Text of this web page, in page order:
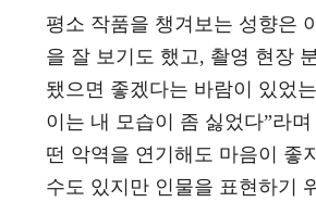
평소 작품을 챙겨보는 성향은
을 잘 보기도 했고, 촬영 현장
됐으면 좋겠다는 바람이 있었
이는 내 모습이 좀 싫었다”라
떤 악역을 연기해도 마음이 좋
수도 있지만 인물을 표현하기